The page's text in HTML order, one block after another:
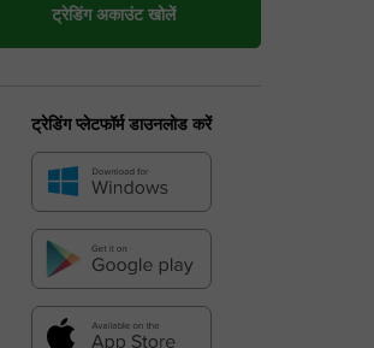
ट्रेडिंग अकाउंट खोलें
ट्रेडिंग प्लेटफॉर्म डाउनलोड करें